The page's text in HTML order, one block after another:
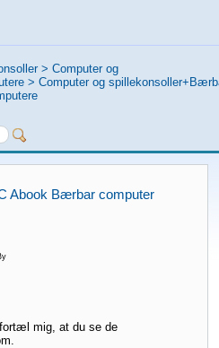
> Computer og
> Computer og
Abook Bærbar computer
mig, at du se de